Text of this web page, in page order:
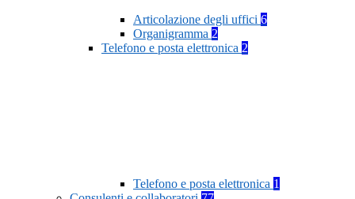
Articolazione degli uffici 6
Organigramma 2
Telefono e posta elettronica 2
Telefono e posta elettronica 1